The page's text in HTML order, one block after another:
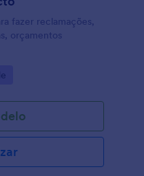
fazer reclamações,
orçamentos